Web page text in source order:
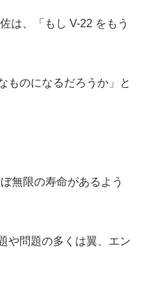
は、「もし V-22 をもう
ものになるだろうか」と
無限の寿命があるよう
や問題の多くは翼、エン